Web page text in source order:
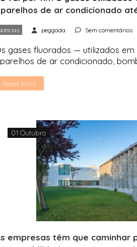
de ar condicionado
peggada Sem comentários
gases fluorados — utilizados em
de ar condicionado,
gradualmente eliminados até
comuns, como
de ar […]
Read More
01 Outubro
empresas têm que caminhar